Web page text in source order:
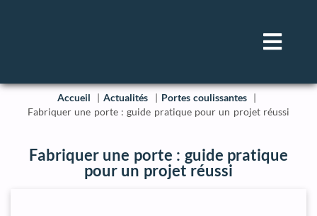
Accueil Actualités
Portes coulissantes
Fabriquer une porte : guide pratique pour un projet réussi
Fabriquer une porte : guide pratique
pour un projet réussi